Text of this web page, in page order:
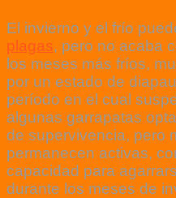
El invierno y el frío
plagas, pero no acaba
los meses más fríos,
por un estado de
período en el cual
algunas garrapatas
de supervivencia, pero
permanecen activas,
capacidad para
durante los meses de